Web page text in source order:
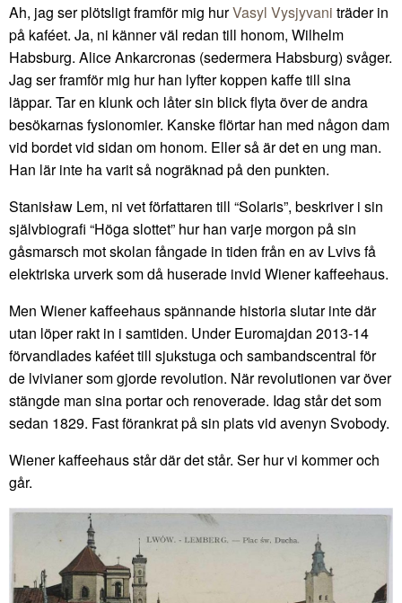
Ah, jag ser plötsligt framför mig hurVasyl Vysjyvani träder in
på kaféet. Ja, ni känner väl redan till honom, Wilhelm
Habsburg. Alice Ankarcronas (sedermera Habsburg) svåger.
Jag ser framför mig hur han lyfter koppen kaffe till sina
läppar. Tar en klunk och låter sin blick flyta över de andra
besökarnas fysionomier. Kanske flörtar han med någon dam
vid bordet vid sidan om honom. Eller så är det en ung man.
Han lär inte ha varit så nogräknad på den punkten.
Stanisław Lem, ni vet författaren till “Solaris”, beskriver i sin
självbiografi “Höga slottet” hur han varje morgon på sin
gåsmarsch mot skolan fångade in tiden från en av Lvivs få
elektriska urverk som då huserade invid Wiener kaffeehaus.
Men Wiener kaffeehaus spännande historia slutar inte där
utan löper rakt in i samtiden. Under Euromajdan 2013-14
förvandlades kaféet till sjukstuga och sambandscentral för
de lvivianer som gjorde revolution. När revolutionen var över
stängde man sina portar och renoverade. Idag står det som
sedan 1829. Fast förankrat på sin plats vid avenyn Svobody.
Wiener kaffeehaus står där det står. Ser hur vi kommer och
går.